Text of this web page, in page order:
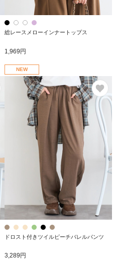
総レースメローインナートップス
1,969円
お気に入り
NEW
ドロスト付きツイルピーチバレルパンツ
3,289円